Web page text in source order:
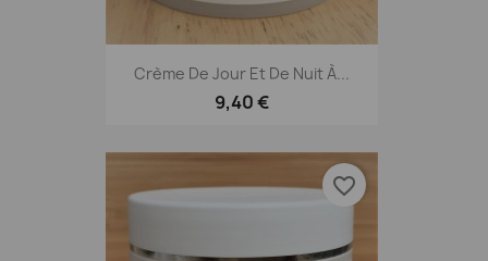
Crème De Jour Et De Nuit À...
9,40 €
favorite_border